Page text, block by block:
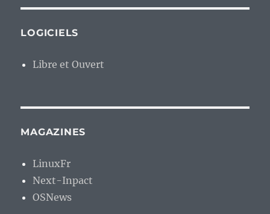
LOGICIELS
Libre et Ouvert
MAGAZINES
LinuxFr
Next-Inpact
OSNews